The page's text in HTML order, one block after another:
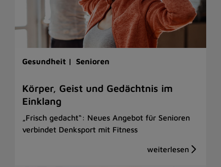
Gesundheit | Senioren
Körper, Geist und Gedächtnis im
Einklang
„Frisch gedacht“: Neues Angebot für Senioren
verbindet Denksport mit Fitness